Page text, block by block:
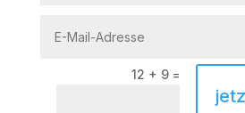
12 + 9 =